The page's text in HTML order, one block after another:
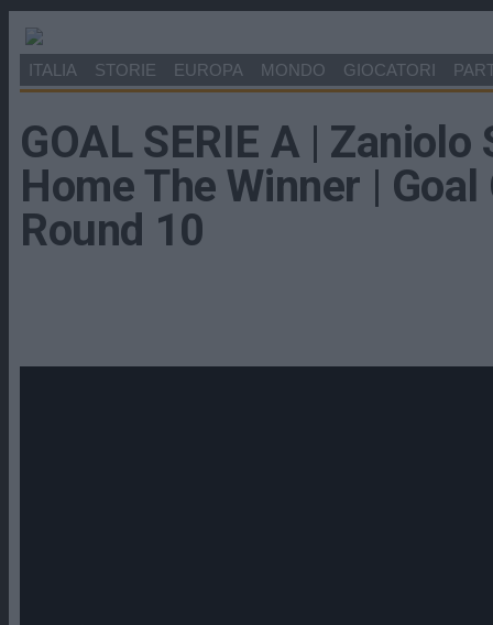
ITALIA STORIE EUROPA MONDO GIOCATORI
GOAL SERIE A | Zaniolo
Home The Winner |
Round 10